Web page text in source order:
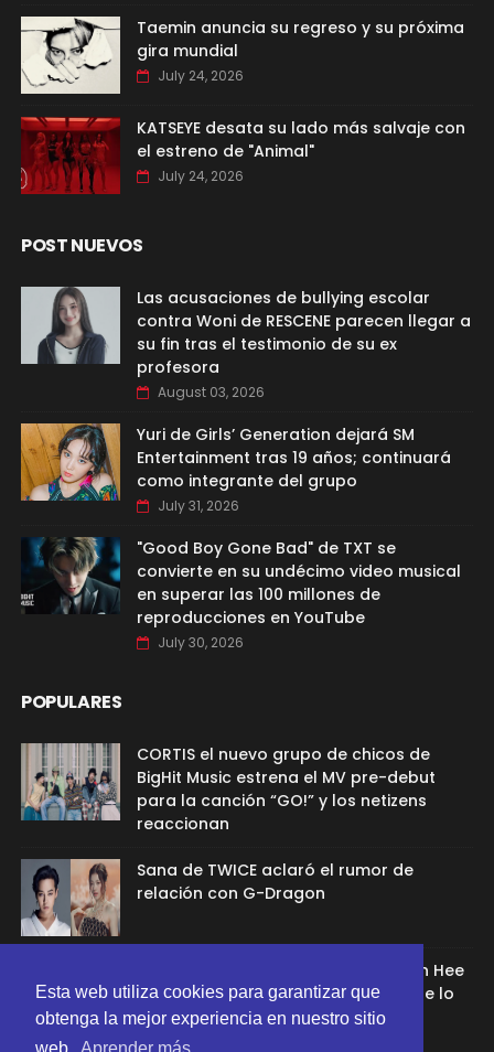
Esta web utiliza cookies para garantizar que
obtenga la mejor experiencia en nuestro sitio
Taemin anuncia su regreso y su próxima
gira mundial
July 24, 2026
KATSEYE desata su lado más salvaje con
el estreno de "Animal"
July 24, 2026
POST NUEVOS
Las acusaciones de bullying escolar
contra Woni de RESCENE parecen llegar a
su fin tras el testimonio de su ex
profesora
August 03, 2026
Yuri de Girls’ Generation dejará SM
Entertainment tras 19 años; continuará
como integrante del grupo
July 31, 2026
"Good Boy Gone Bad" de TXT se
convierte en su undécimo video musical
en superar las 100 millones de
reproducciones en YouTube
July 30, 2026
POPULARES
CORTIS el nuevo grupo de chicos de
BigHit Music estrena el MV pre-debut
para la canción “GO!” y los netizens
reaccionan
Sana de TWICE aclaró el rumor de
relación con G-Dragon
Ex aprendíz de ADOR afirmó que Min Hee
Jin la despidió porque su chamán se lo
recomendó